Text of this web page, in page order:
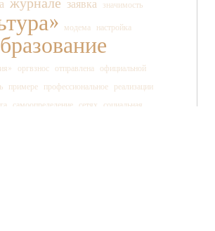
журнале заявка значимость
модема настройка
оргвзнос отправлена
официальной
примере профессиональное
реализации
самоопределение сетях
социальная